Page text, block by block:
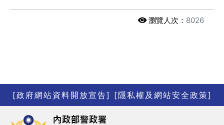
瀏覽人次： 8026
[政府網站資料開放宣告] [隱私權及網站安全政策]